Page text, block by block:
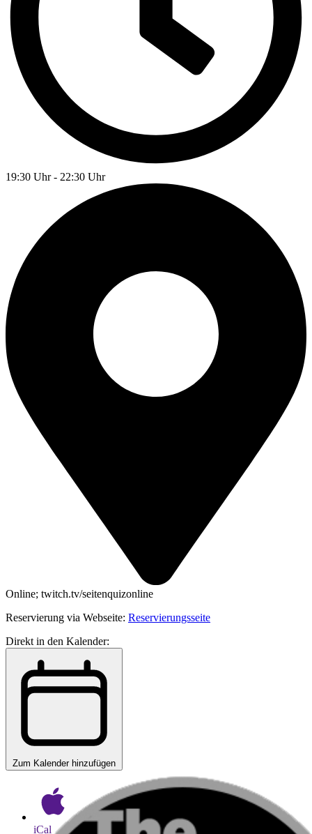
19:30 Uhr - 22:30 Uhr
Online; twitch.tv/seitenquizonline
Reservierung via Webseite: Reservierungsseite
Direkt in den Kalender:
Zum Kalender hinzufügen
iCal